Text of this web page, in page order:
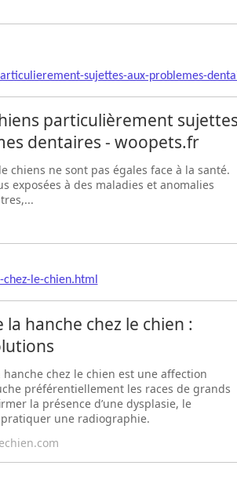
sujettes-aux-problemes-
particulièrement sujettes
dentaires - woopets.fr
chiens ne sont pas égales face à la santé.
exposées à des maladies et anomalies
le-chien.html
la hanche chez le chien :
hanche chez le chien est une affection
préférentiellement les races de grands
la présence d’une dysplasie, le
une radiographie.